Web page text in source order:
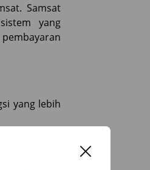
Samsat
yang
yang lebih